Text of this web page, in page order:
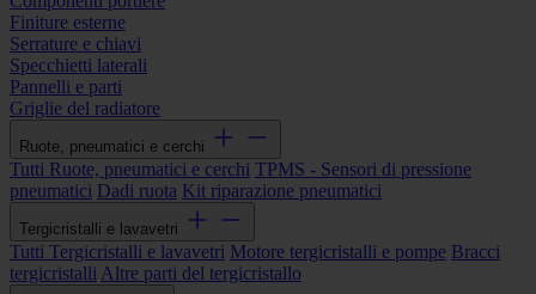
Finiture esterne
Serrature e chiavi
Specchietti laterali
Pannelli e parti
Griglie del radiatore
Ruote, pneumatici e cerchi
Tutti Ruote, pneumatici e cerchi TPMS - Sensori di pressione
pneumatici Dadi ruota Kit riparazione pneumatici
Tergicristalli e lavavetri
Tutti Tergicristalli e lavavetri Motore tergicristalli e pompe Bracci
tergicristalli Altre parti del tergicristallo